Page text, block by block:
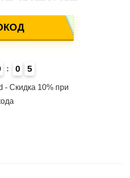
0 5
- Скидка 10% при